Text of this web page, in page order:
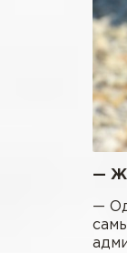
—
—